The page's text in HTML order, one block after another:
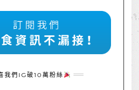
我們IG破10萬粉絲